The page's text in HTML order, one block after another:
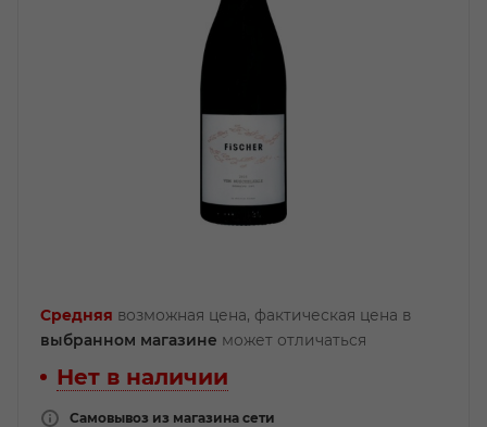
Средняя возможная цена, фактическая цена в
выбранном магазине может отличаться
Нет в наличии
Самовывоз из магазина сети